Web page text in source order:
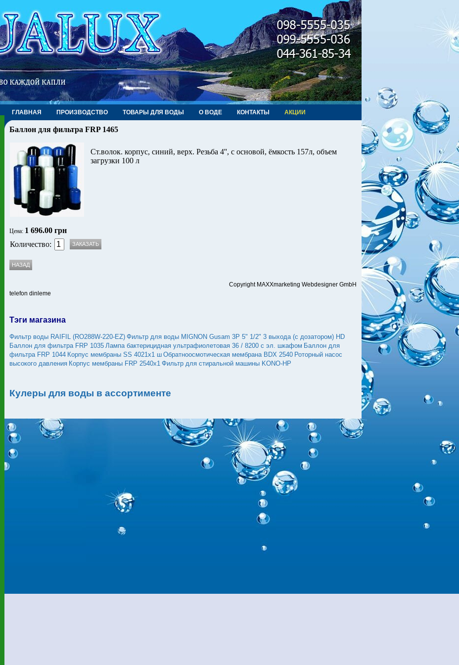
ГЛАВНАЯ ПРОИЗВОДСТВО ТОВАРЫ ДЛЯ ВОДЫ О ВОДЕ КОНТАКТЫ АКЦИИ
Баллон для фильтра FRP 1465
Ст.волок. корпус, синий, верх. Резьба 4'', с основой, ёмкость 157л, объем
загрузки 100 л
Цена: 1 696.00 грн
Количество:
Copyright MAXXmarketing Webdesigner GmbH
telefon dinleme
Тэги магазина
Фильтр воды RAIFIL (RO288W-220-EZ) Фильтр для воды MIGNON Gusam 3P 5" 1/2" 3 выхода (с дозатором) HD
Баллон для фильтра FRP 1035 Лампа бактерицидная ультрафиолетовая 36 / 8200 с эл. шкафом Баллон для
фильтра FRP 1044 Корпус мембраны SS 4021х1 ш Обратноосмотическая мембрана BDX 2540 Роторный насос
высокого давления Корпус мембраны FRP 2540х1 Фильтр для стиральной машины KONO-HP
Кулеры для воды в ассортименте